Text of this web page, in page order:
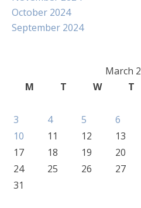
October 2024
September 2024
March
M
T W T
3
4 5 6
10
11 12 13
17
18 19 20
24
25 26 27
31